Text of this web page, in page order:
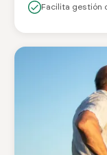
Facilita gestión